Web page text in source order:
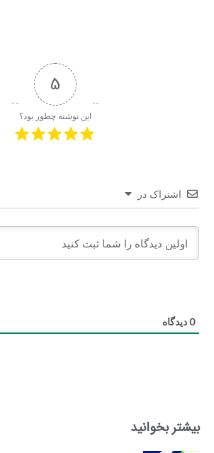
5
این نوشته چطور بود؟
اشتراک در
0دیدگاه
بیشتر بخوانید